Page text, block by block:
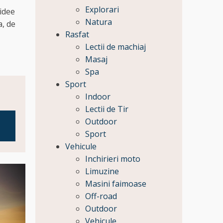
de
Explorari
Natura
Rasfat
Lectii de machiaj
Masaj
Spa
Sport
Indoor
Lectii de Tir
Outdoor
Sport
Vehicule
Inchirieri moto
Limuzine
Masini faimoase
Off-road
Outdoor